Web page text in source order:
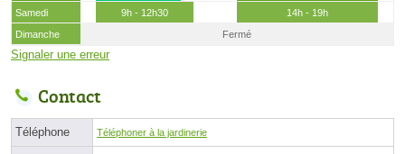
Samedi
9h - 12h30
14h - 19h
Dimanche
Fermé
Signaler une erreur
Contact
Téléphone Téléphoner à la jardinerie